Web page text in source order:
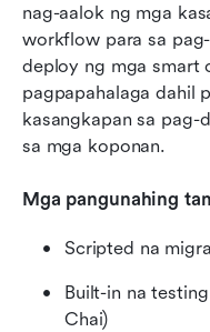
nag-aalok ng mga
workflow para sa
deploy ng mga smart
pagpapahalaga dahil
kasangkapan sa pag-
sa mga koponan.
Mga pangunahing
Scripted na
Built-in na
Chai)